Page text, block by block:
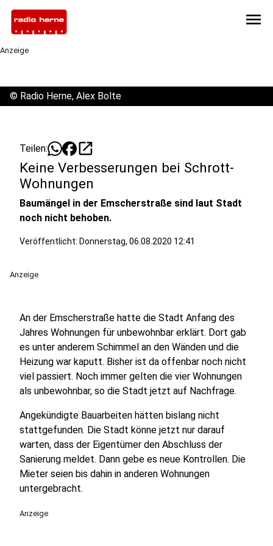
menu
Anzeige
© Radio Herne, Alex Bolte
Teilen: open_in_new
Keine Verbesserungen bei Schrott-
Wohnungen
Baumängel in der Emscherstraße sind laut Stadt
noch nicht behoben.
Veröffentlicht: Donnerstag, 06.08.2020 12:41
Anzeige
An der Emscherstraße hatte die Stadt Anfang des
Jahres Wohnungen für unbewohnbar erklärt. Dort gab
es unter anderem Schimmel an den Wänden und die
Heizung war kaputt. Bisher ist da offenbar noch nicht
viel passiert. Noch immer gelten die vier Wohnungen
als unbewohnbar, so die Stadt jetzt auf Nachfrage.
Angekündigte Bauarbeiten hätten bislang nicht
stattgefunden. Die Stadt könne jetzt nur darauf
warten, dass der Eigentümer den Abschluss der
Sanierung meldet. Dann gebe es neue Kontrollen. Die
Mieter seien bis dahin in anderen Wohnungen
untergebracht.
Anzeige